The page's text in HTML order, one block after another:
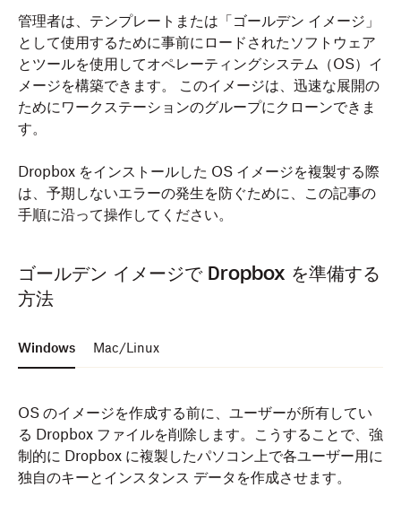
管理者は、テンプレートまたは「ゴールデン イメージ」
として使用するために事前にロードされたソフトウェア
とツールを使用してオペレーティングシステム（OS）イ
メージを構築できます。 このイメージは、迅速な展開の
ためにワークステーションのグループにクローンできま
す。
Dropbox をインストールした OS イメージを複製する際
は、予期しないエラーの発生を防ぐために、この記事の
手順に沿って操作してください。
ゴールデン イメージで Dropbox を準備する
方法
Windows Mac/Linux
OS のイメージを作成する前に、ユーザーが所有してい
る Dropbox ファイルを削除します。こうすることで、強
制的に Dropbox に複製したパソコン上で各ユーザー用に
独自のキーとインスタンス データを作成させます。